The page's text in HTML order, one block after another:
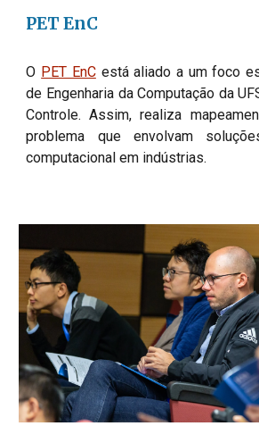
PET EnC
O PET EnC está aliado a um foco
de Engenharia da Computação da
Controle. Assim, realiza
problema que envolvam
computacional em indústrias.